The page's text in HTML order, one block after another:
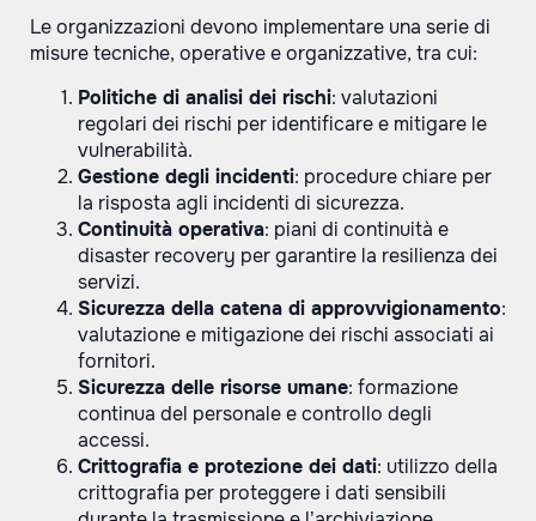
Le organizzazioni devono implementare una serie di
misure tecniche, operative e organizzative, tra cui:
Politiche di analisi dei rischi: valutazioni
regolari dei rischi per identificare e mitigare le
vulnerabilità.
Gestione degli incidenti: procedure chiare per
la risposta agli incidenti di sicurezza.
Continuità operativa: piani di continuità e
disaster recovery per garantire la resilienza dei
servizi.
Sicurezza della catena di approvvigionamento:
valutazione e mitigazione dei rischi associati ai
fornitori.
Sicurezza delle risorse umane: formazione
continua del personale e controllo degli
accessi.
Crittografia e protezione dei dati: utilizzo della
crittografia per proteggere i dati sensibili